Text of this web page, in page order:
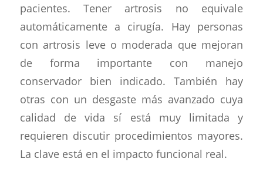
pacientes. Tener artrosis no equivale
automáticamente a cirugía. Hay personas
con artrosis leve o moderada que mejoran
de forma importante con manejo
conservador bien indicado. También hay
otras con un desgaste más avanzado cuya
calidad de vida sí está muy limitada y
requieren discutir procedimientos mayores.
La clave está en el impacto funcional real.